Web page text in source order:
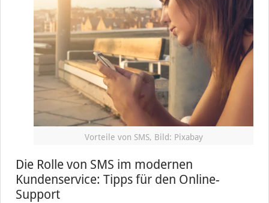
Vorteile von SMS, Bild: Pixabay
Die Rolle von SMS im modernen
Kundenservice: Tipps für den Online-
Support